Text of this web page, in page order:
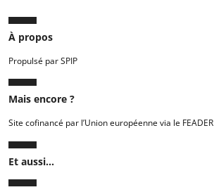
À propos
Propulsé par SPIP
Mais encore ?
Site cofinancé par l’Union européenne via le FEADER
Et aussi...